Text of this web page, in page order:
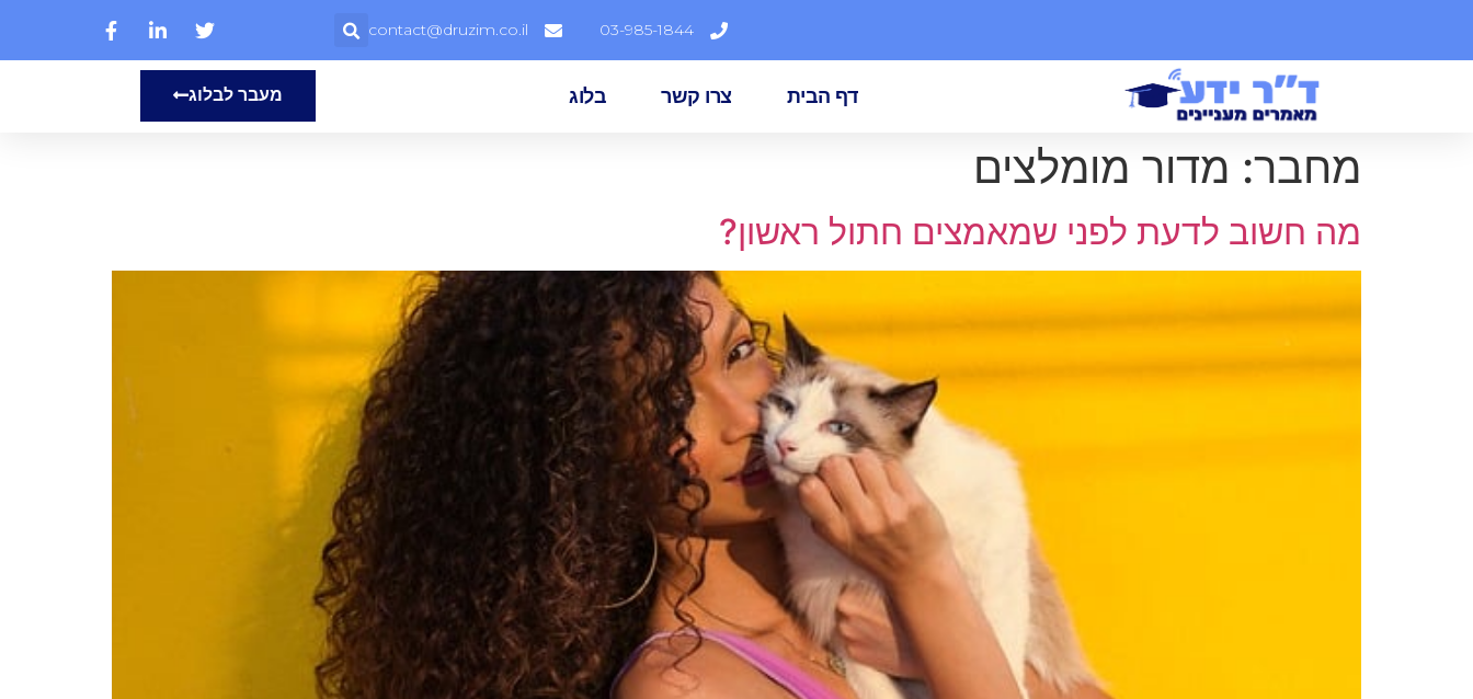
03-985-1844
contact@druzim.co.il
דף הבית צרו קשר בלוג מעבר לבלוג
מחבר: מדור מומלצים
מה חשוב לדעת לפני שמאמצים חתול ראשון?